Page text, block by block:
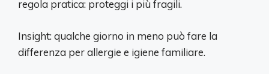
regola pratica: proteggi i più fragili.
Insight: qualche giorno in meno può fare la
differenza per allergie e igiene familiare.